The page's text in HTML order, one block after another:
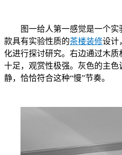
图一给人第一感觉是一个
款具有实验性质的茶楼装修设计
化进行探讨研究。右边通过木
十足，观赏性极强。灰色的主
静，恰恰符合这种“慢”节奏。